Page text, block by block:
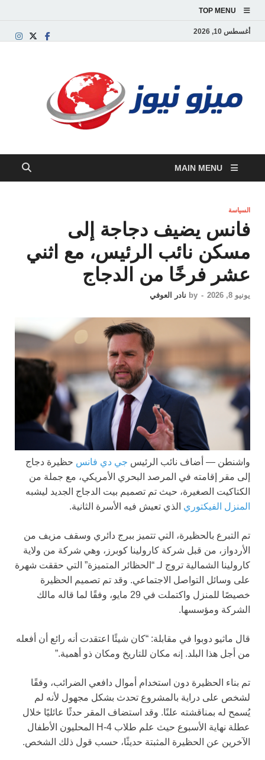
TOP MENU
أغسطس 10, 2026
MAIN MENU
السياسة
فانس يضيف دجاجة إلى
مسكن نائب الرئيس، مع اثني
عشر فرخًا من الدجاج
يونيو 8, 2026 -
by نادر العوفي
واشنطن — أضاف نائب الرئيس جي دي فانس حظيرة دجاج
إلى مقر إقامته في المرصد البحري الأمريكي، مع جملة من
الكتاكيت الصغيرة، حيث تم تصميم بيت الدجاج الجديد ليشبه
المنزل الفيكتوري الذي تعيش فيه الأسرة الثانية.
تم التبرع بالحظيرة، التي تتميز ببرج دائري وسقف مزيف من
الأردواز، من قبل شركة كارولينا كوبرز، وهي شركة من ولاية
كارولينا الشمالية تروج لـ “الحظائر المتميزة” التي حققت شهرة
على وسائل التواصل الاجتماعي. وقد تم تصميم الحظيرة
خصيصًا للمنزل واكتملت في 29 مايو، وفقًا لما قاله مالك
الشركة ومؤسسها.
قال ماثيو دوبوا في مقابلة: “كان شيئًا اعتقدت أنه رائع أن أفعله
من أجل هذا البلد. إنه مكان للتاريخ ومكان ذو أهمية.”
تم بناء الحظيرة دون استخدام أموال دافعي الضرائب، وفقًا
لشخص على دراية بالمشروع تحدث بشكل مجهول لأنه لم
يُسمح له بمناقشته علنًا. وقد استضاف المقر حدثًا عائليًا خلال
عطلة نهاية الأسبوع حيث علم طلاب 4-H المحليون الأطفال
الآخرين عن الحظيرة المثبتة حديثًا، حسب قول ذلك الشخص.